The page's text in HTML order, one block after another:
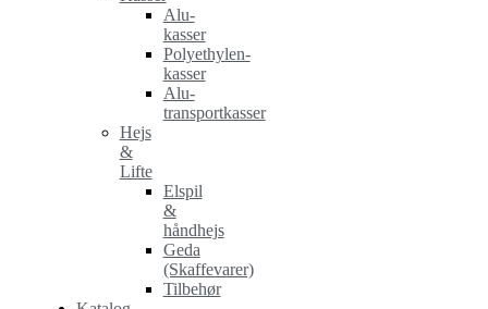
Alu-
kasser
Polyethylen-
kasser
Alu-
transportkasser
Hejs
&
Lifte
Elspil
&
håndhejs
Geda
(Skaffevarer)
Tilbehør